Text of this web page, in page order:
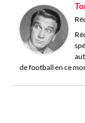
de football en ce